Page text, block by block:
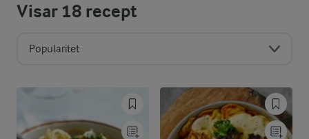
Visar18 recept
Popularitet